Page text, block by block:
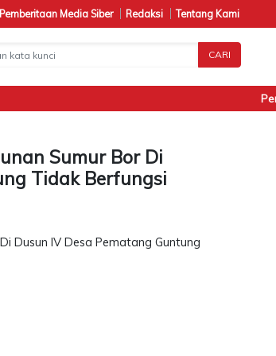
Media Siber Redaksi Tentang Kami
CARI
Sumur Bor Di
Tidak Berfungsi